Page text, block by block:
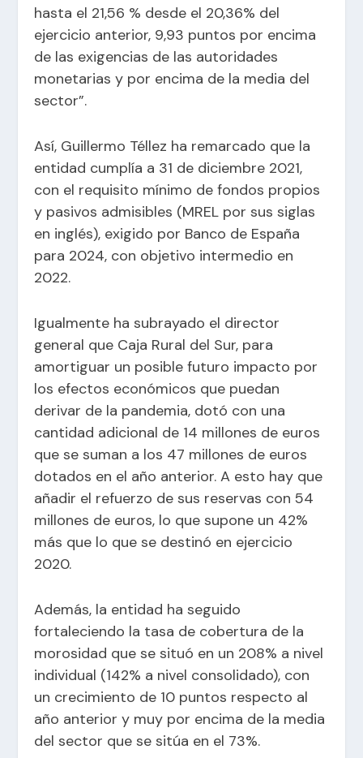
hasta el 21,56 % desde el 20,36% del
ejercicio anterior, 9,93 puntos por encima
de las exigencias de las autoridades
monetarias y por encima de la media del
sector”.
Así, Guillermo Téllez ha remarcado que la
entidad cumplía a 31 de diciembre 2021,
con el requisito mínimo de fondos propios
y pasivos admisibles (MREL por sus siglas
en inglés), exigido por Banco de España
para 2024, con objetivo intermedio en
2022.
Igualmente ha subrayado el director
general que Caja Rural del Sur, para
amortiguar un posible futuro impacto por
los efectos económicos que puedan
derivar de la pandemia, dotó con una
cantidad adicional de 14 millones de euros
que se suman a los 47 millones de euros
dotados en el año anterior. A esto hay que
añadir el refuerzo de sus reservas con 54
millones de euros, lo que supone un 42%
más que lo que se destinó en ejercicio
2020.
Además, la entidad ha seguido
fortaleciendo la tasa de cobertura de la
morosidad que se situó en un 208% a nivel
individual (142% a nivel consolidado), con
un crecimiento de 10 puntos respecto al
año anterior y muy por encima de la media
del sector que se sitúa en el 73%.